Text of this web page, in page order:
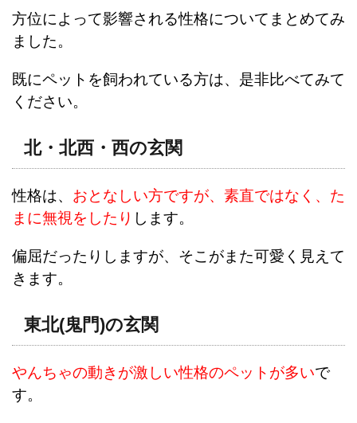
方位によって影響される性格についてまとめてみ
ました。
既にペットを飼われている方は、是非比べてみて
ください。
北・北西・西の玄関
性格は、 おとなしい方ですが、素直ではなく、た
まに無視をしたり します。
偏屈だったりしますが、そこがまた可愛く見えて
きます。
東北(鬼門)の玄関
やんちゃの動きが激しい性格のペットが多いで
す。